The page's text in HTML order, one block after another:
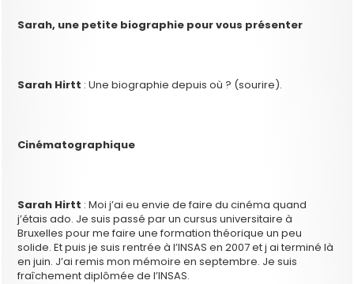
Sarah, une petite biographie pour vous présenter
Sarah Hirtt : Une biographie depuis où ? (sourire).
Cinématographique
Sarah Hirtt : Moi j’ai eu envie de faire du cinéma quand
j’étais ado. Je suis passé par un cursus universitaire à
Bruxelles pour me faire une formation théorique un peu
solide. Et puis je suis rentrée à l’INSAS en 2007 et j ai terminé là
en juin. J’ai remis mon mémoire en septembre. Je suis
fraîchement diplômée de l’INSAS.